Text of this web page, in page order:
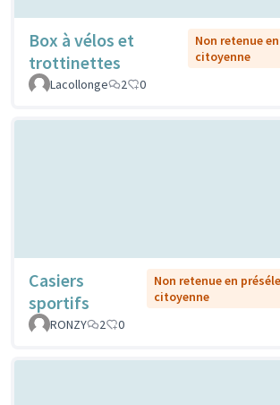
Box à vélos et
trottinettes
Non retenue
citoyenne
Lacollonge
2 0
Casiers
sportifs
Non retenue en
citoyenne
RONZY
2 0